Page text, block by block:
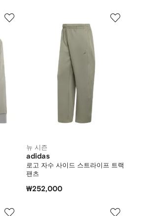
뉴 시즌
adidas
로고 자수 사이드 스트라이프 트랙
팬츠
₩252,000